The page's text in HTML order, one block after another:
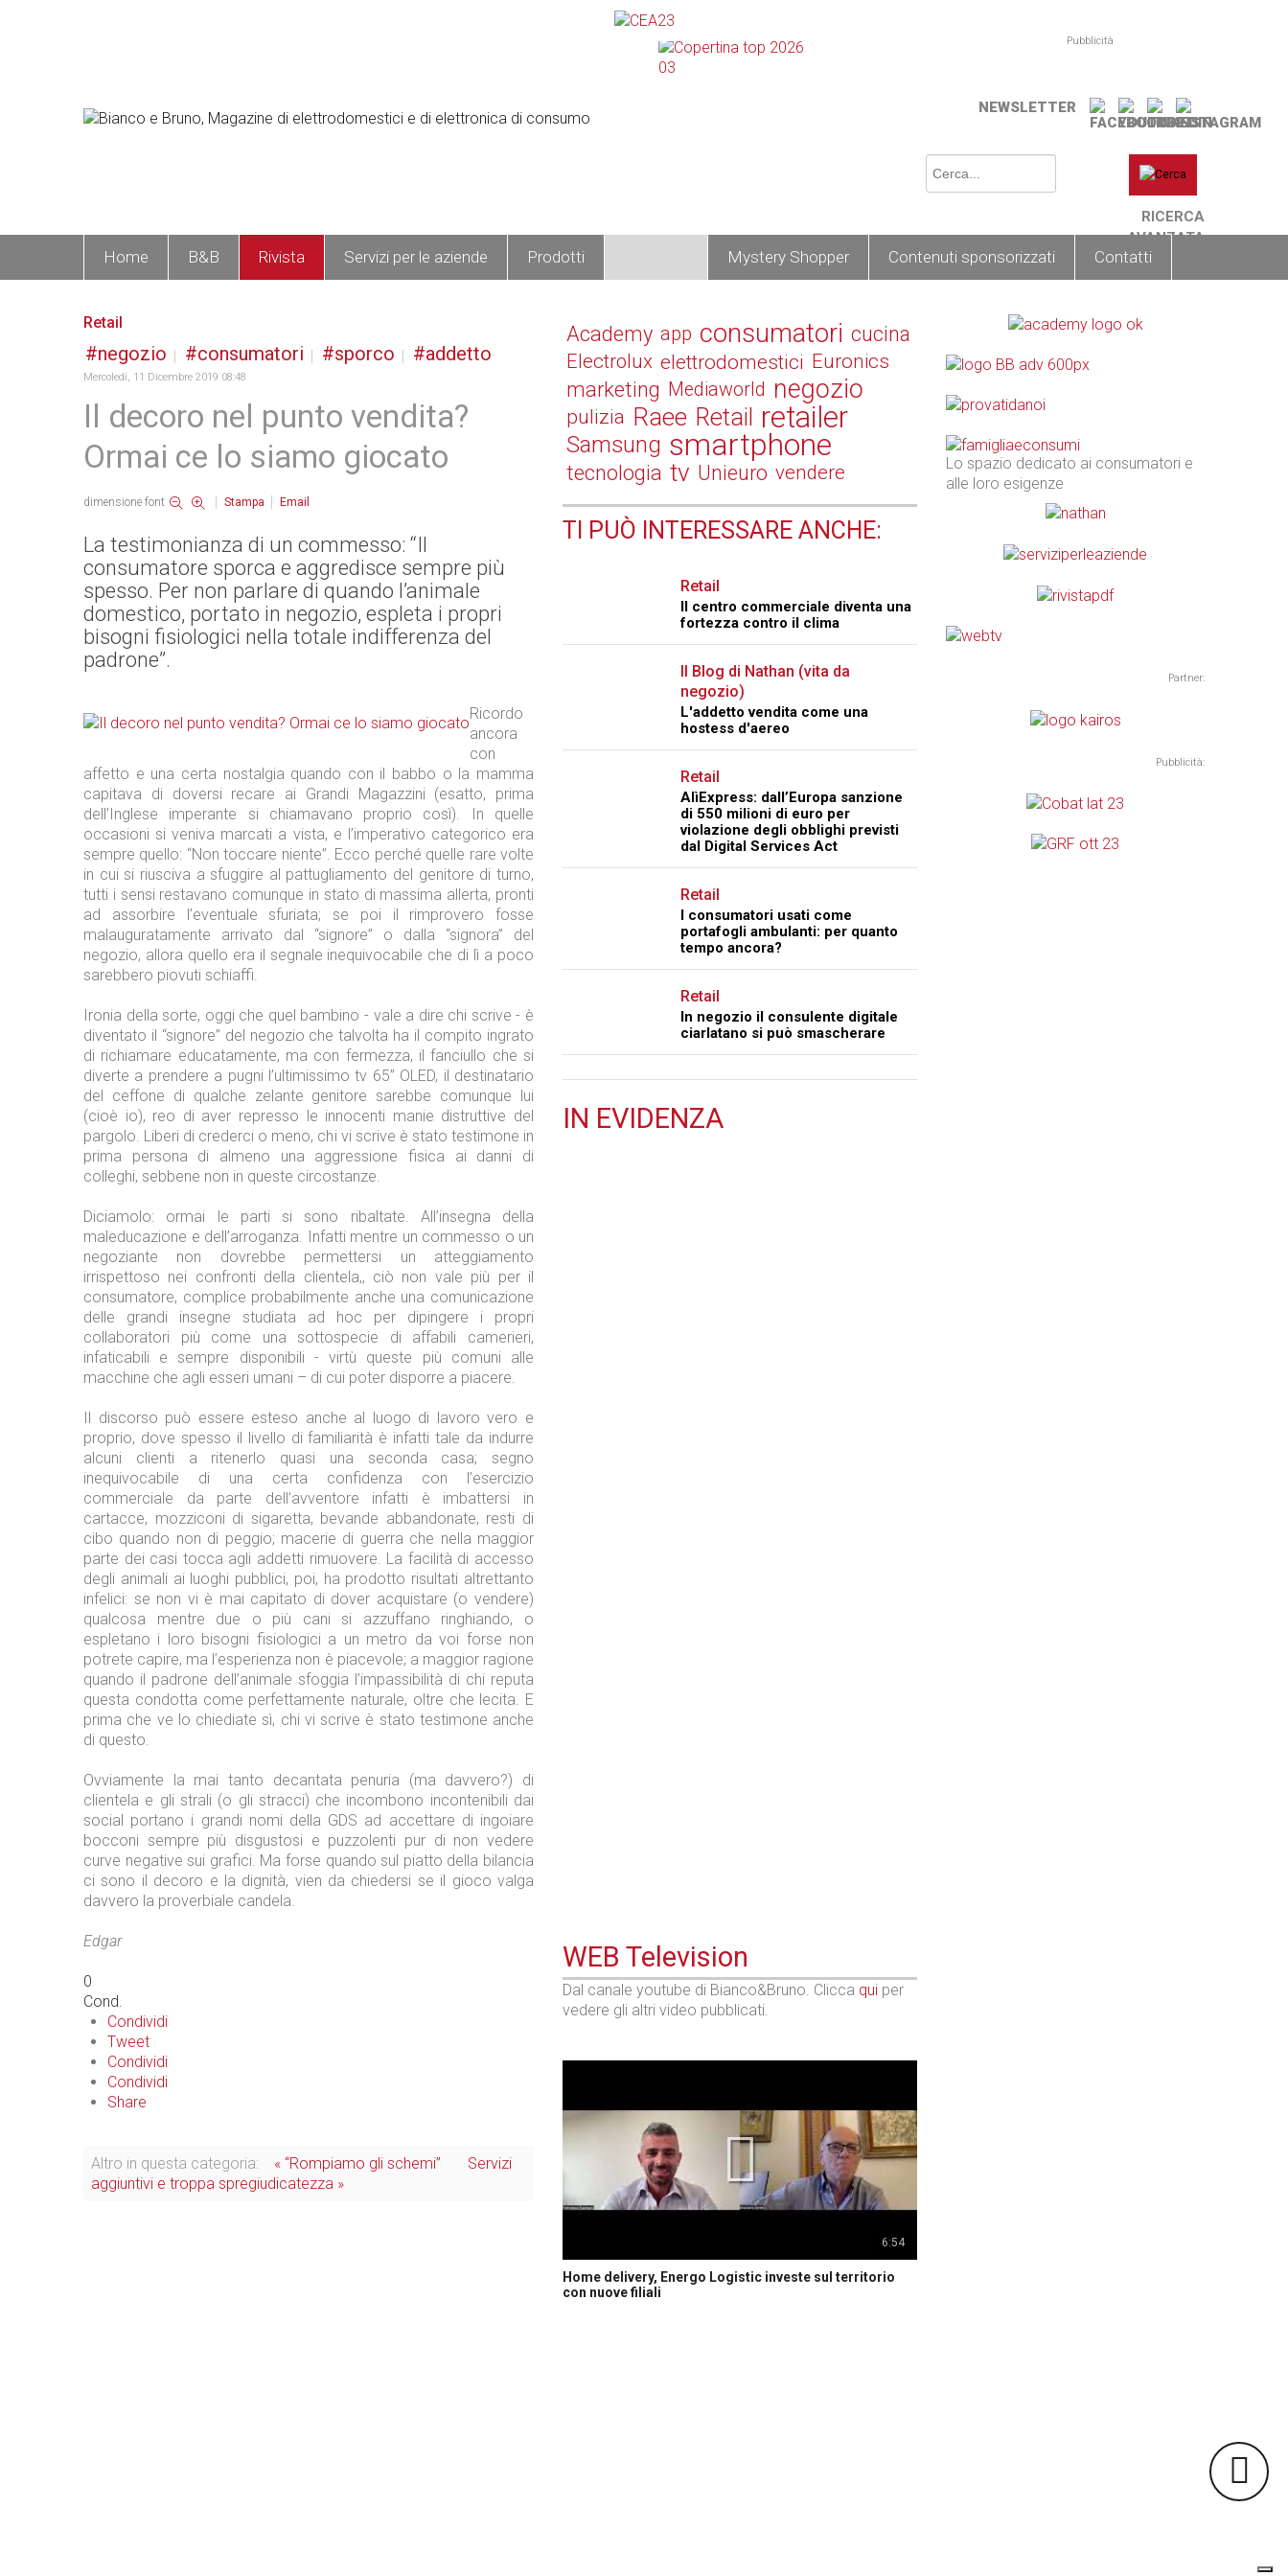
Pubblicità
NEWSLETTER
RICERCA
AVANZATA
Home B&B Rivista Servizi per le aziende Prodotti Mystery Shopper Contenuti sponsorizzati Contatti
Retail
negozio consumatori sporco addetto
Mercoledì, 11 Dicembre 2019 08:48
Il decoro nel punto vendita?
Ormai ce lo siamo giocato
dimensione font Stampa Email
La testimonianza di un commesso: “Il
consumatore sporca e aggredisce sempre più
spesso. Per non parlare di quando l’animale
domestico, portato in negozio, espleta i propri
bisogni fisiologici nella totale indifferenza del
padrone”.
Ricordo
ancora
con
affetto e una certa nostalgia quando con il babbo o la mamma
capitava di doversi recare ai Grandi Magazzini (esatto, prima
dell’Inglese imperante si chiamavano proprio così). In quelle
occasioni si veniva marcati a vista, e l’imperativo categorico era
sempre quello: “Non toccare niente”. Ecco perché quelle rare volte
in cui si riusciva a sfuggire al pattugliamento del genitore di turno,
tutti i sensi restavano comunque in stato di massima allerta, pronti
ad assorbire l’eventuale sfuriata; se poi il rimprovero fosse
malauguratamente arrivato dal “signore” o dalla “signora” del
negozio, allora quello era il segnale inequivocabile che di lì a poco
sarebbero piovuti schiaffi.
Ironia della sorte, oggi che quel bambino - vale a dire chi scrive - è
diventato il “signore” del negozio che talvolta ha il compito ingrato
di richiamare educatamente, ma con fermezza, il fanciullo che si
diverte a prendere a pugni l’ultimissimo tv 65” OLED, il destinatario
del ceffone di qualche zelante genitore sarebbe comunque lui
(cioè io), reo di aver represso le innocenti manie distruttive del
pargolo. Liberi di crederci o meno, chi vi scrive è stato testimone in
prima persona di almeno una aggressione fisica ai danni di
colleghi, sebbene non in queste circostanze.
Diciamolo: ormai le parti si sono ribaltate. All’insegna della
maleducazione e dell’arroganza. Infatti mentre un commesso o un
negoziante non dovrebbe permettersi un atteggiamento
irrispettoso nei confronti della clientela,, ciò non vale più per il
consumatore, complice probabilmente anche una comunicazione
delle grandi insegne studiata ad hoc per dipingere i propri
collaboratori più come una sottospecie di affabili camerieri,
infaticabili e sempre disponibili - virtù queste più comuni alle
macchine che agli esseri umani – di cui poter disporre a piacere.
Il discorso può essere esteso anche al luogo di lavoro vero e
proprio, dove spesso il livello di familiarità è infatti tale da indurre
alcuni clienti a ritenerlo quasi una seconda casa; segno
inequivocabile di una certa confidenza con l’esercizio
commerciale da parte dell’avventore infatti è imbattersi in
cartacce, mozziconi di sigaretta, bevande abbandonate, resti di
cibo quando non di peggio; macerie di guerra che nella maggior
parte dei casi tocca agli addetti rimuovere. La facilità di accesso
degli animali ai luoghi pubblici, poi, ha prodotto risultati altrettanto
infelici: se non vi è mai capitato di dover acquistare (o vendere)
qualcosa mentre due o più cani si azzuffano ringhiando, o
espletano i loro bisogni fisiologici a un metro da voi forse non
potrete capire, ma l’esperienza non è piacevole; a maggior ragione
quando il padrone dell’animale sfoggia l’impassibilità di chi reputa
questa condotta come perfettamente naturale, oltre che lecita. E
prima che ve lo chiediate sì, chi vi scrive è stato testimone anche
di questo.
Ovviamente la mai tanto decantata penuria (ma davvero?) di
clientela e gli strali (o gli stracci) che incombono incontenibili dai
social portano i grandi nomi della GDS ad accettare di ingoiare
bocconi sempre più disgustosi e puzzolenti pur di non vedere
curve negative sui grafici. Ma forse quando sul piatto della bilancia
ci sono il decoro e la dignità, vien da chiedersi se il gioco valga
davvero la proverbiale candela.
Edgar
0
Cond.
Condividi
Tweet
Condividi
Condividi
Share
Altro in questa categoria: « “Rompiamo gli schemi”
Servizi
aggiuntivi e troppa spregiudicatezza »
Academy app consumatori cucina
Electrolux elettrodomestici Euronics
marketing Mediaworld negozio
pulizia Raee Retail retailer
Samsung smartphone
tecnologia tv Unieuro vendere
TI PUÒ INTERESSARE ANCHE:
Retail
Il centro commerciale diventa una
fortezza contro il clima
Il Blog di Nathan (vita da
negozio)
L'addetto vendita come una
hostess d'aereo
Retail
AlìExpress: dall’Europa sanzione
di 550 milioni di euro per
violazione degli obblighi previsti
dal Digital Services Act
Retail
I consumatori usati come
portafogli ambulanti: per quanto
tempo ancora?
Retail
In negozio il consulente digitale
ciarlatano si può smascherare
IN EVIDENZA
WEB Television
Dal canale youtube di Bianco&Bruno. Clicca qui per
vedere gli altri video pubblicati.
6:54
Home delivery, Energo Logistic investe sul territorio
con nuove filiali
Lo spazio dedicato ai consumatori e
alle loro esigenze
Partner:
Pubblicità: